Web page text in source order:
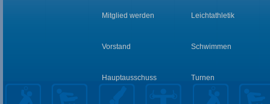
Mitglied werden
Vorstand
Hauptausschuss
Leichtathletik
Schwimmen
Turnen